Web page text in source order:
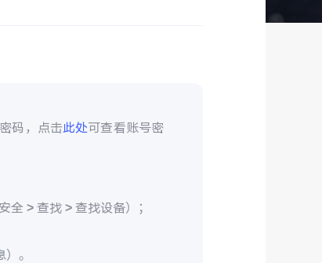
码，点击此处可查看账号密
> 查找 > 查找设备）；
。